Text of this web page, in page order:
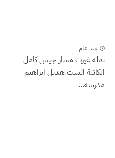
منذ عام
نملة غيرت مسار جيش كامل
الكاتبة الست هديل ابراهيم
مدرسة...